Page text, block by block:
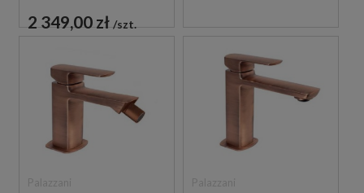
CZARNA
2 349,00 zł szt.